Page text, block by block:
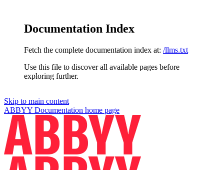
Documentation Index
Fetch the complete documentation index at: /llms.txt
Use this file to discover all available pages before
exploring further.
Skip to main content
ABBYY Documentation home page